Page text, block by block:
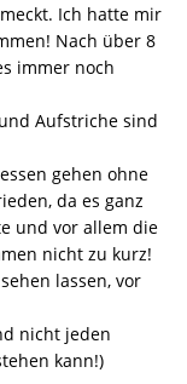
Ich hatte mir
Nach über 8
immer noch
Aufstriche sind
gehen ohne
da es ganz
und vor allem die
nicht zu kurz!
lassen, vor
nicht jeden
kann!)